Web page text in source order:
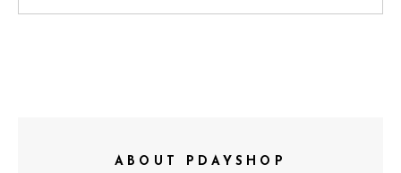
ABOUT PDAYSHOP